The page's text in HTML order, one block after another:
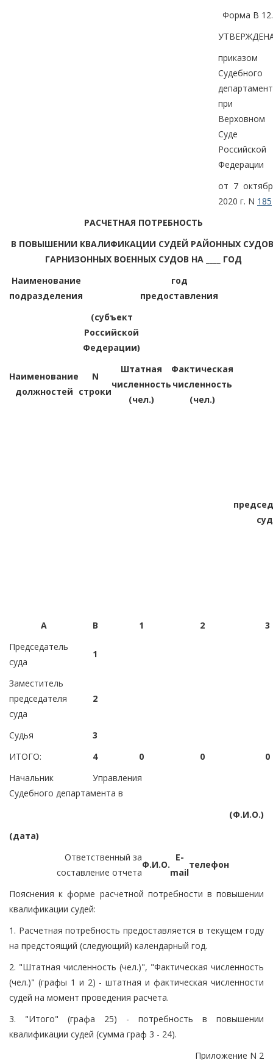
Форма В
приказом
Судебного
при
Верховном
Суде
Российской
Федерации
от 7
2020 г. N 185
РАСЧЕТНАЯ ПОТРЕБНОСТЬ
В ПОВЫШЕНИИ КВАЛИФИКАЦИИ СУДЕЙ РАЙОННЫХ
ГАРНИЗОННЫХ ВОЕННЫХ СУДОВ НА ____ ГОД
Наименование
подразделения
год
предоставления
(субъект
Российской
Федерации)
Наименование
должностей
N
строки
Штатная
численность
(чел.)
Фактическая
численность
(чел.)
А В 1 2
3
Председатель
суда
1
Заместитель
председателя
суда
2
Судья
3
ИТОГО:
4 0 0
0
Начальник Управления
Судебного департамента в
(Ф.И.О.)
(дата)
Ответственный за
составление отчета
Ф.И.О.
E-
mail
телефон
Пояснения к форме расчетной потребности в повышении
квалификации судей:
1. Расчетная потребность предоставляется в текущем году
на предстоящий (следующий) календарный год.
2. "Штатная численность (чел.)", "Фактическая численность
(чел.)" (графы 1 и 2) - штатная и фактическая численности
судей на момент проведения расчета.
3. "Итого" (графа 25) - потребность в повышении
квалификации судей (сумма граф 3 - 24).
Приложение N 2